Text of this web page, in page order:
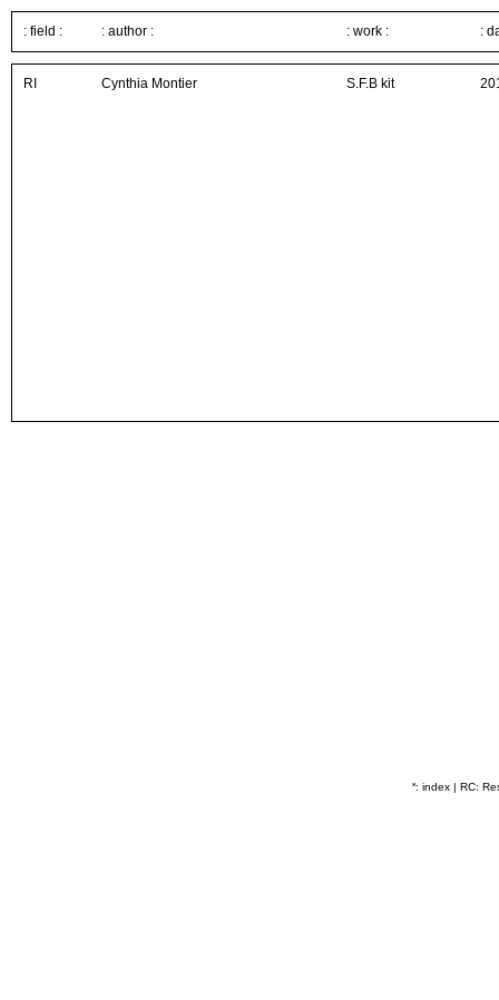
: field : : author : : work : :
RI Cynthia Montier S.F.B kit
˟: index| RC: